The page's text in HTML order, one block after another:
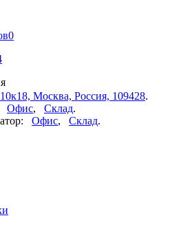
0
Москва, Россия, 109428.
Офис, Склад.
Офис, Склад.